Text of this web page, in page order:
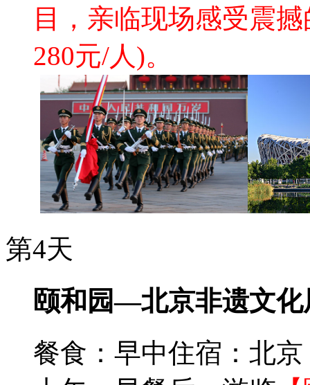
目，亲临现场感受震
280元/人)。
第4天
颐和园—北京非遗文
餐食：早中住宿：北京